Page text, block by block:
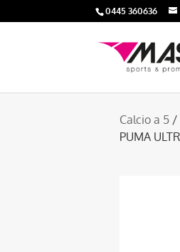
0445 360636
Calcio a 5 /
PUMA